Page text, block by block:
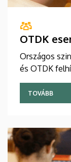
OTDK
Országos
és OTDK
TOVÁBB